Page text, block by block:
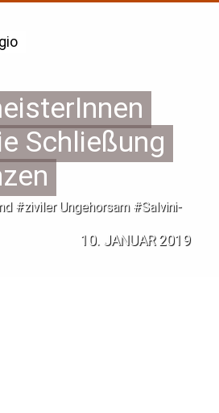
Schließung
#ziviler Ungehorsam #Salvini-
10. JANUAR 2019